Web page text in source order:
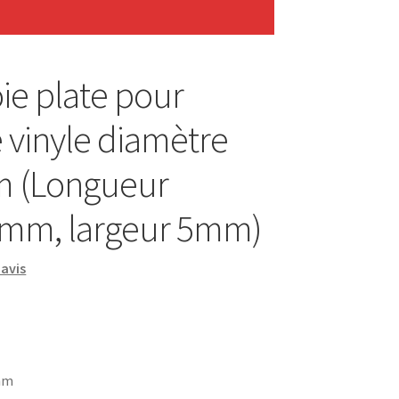
plate pour
vinyle diamètre
(Longueur
largeur 5mm)
avis